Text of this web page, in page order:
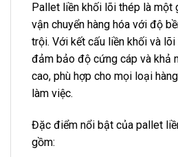
Pallet liền khối lõi thép là một
vận chuyển hàng hóa với độ
trội. Với kết cấu liền khối và
đảm bảo độ cứng cáp và khả
cao, phù hợp cho mọi loại
làm việc.
Đặc điểm nổi bật của pallet
gồm: